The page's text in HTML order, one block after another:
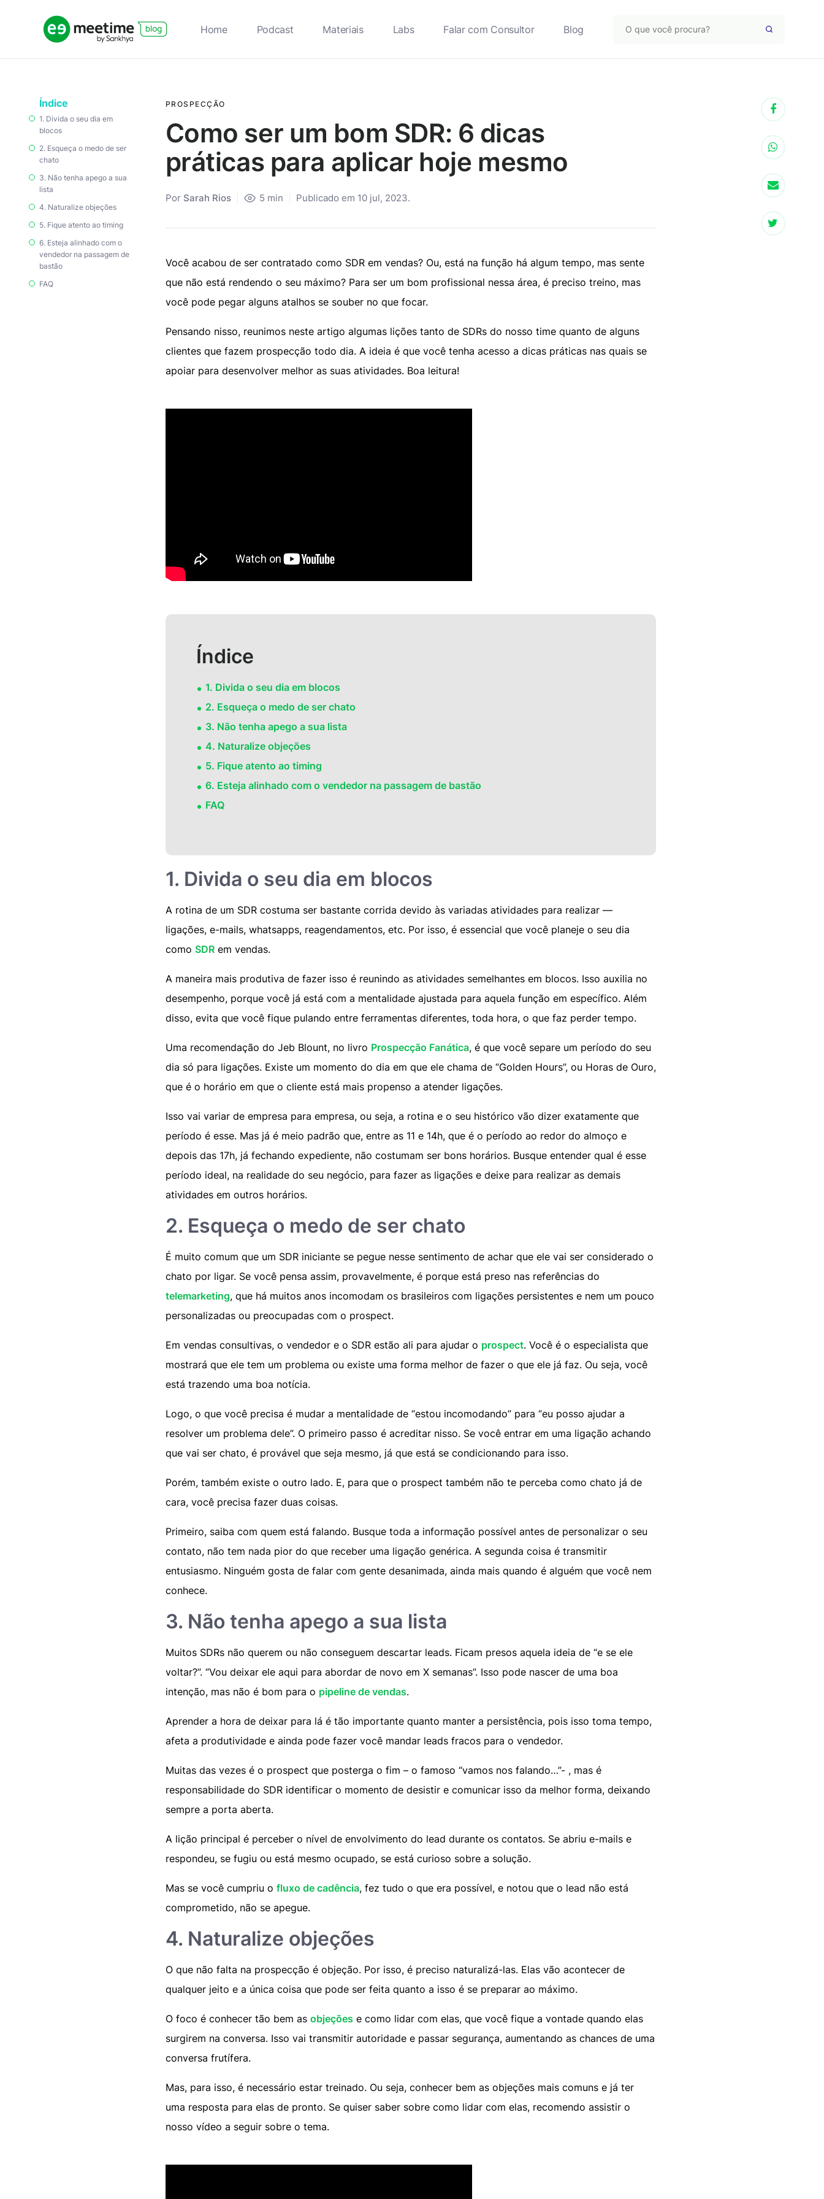
Home Podcast Materiais Labs Falar com Consultor Blog
Índice
1. Divida o seu dia em
blocos
2. Esqueça o medo de ser
chato
3. Não tenha apego a sua
lista
4. Naturalize objeções
5. Fique atento ao timing
6. Esteja alinhado com o
vendedor na passagem de
bastão
FAQ
PROSPECÇÃO
Como ser um bom SDR: 6 dicas
práticas para aplicar hoje mesmo
Por Sarah Rios 5 min Publicado em 10 jul, 2023.
Você acabou de ser contratado como SDR em vendas? Ou, está na função há algum tempo, mas sente
que não está rendendo o seu máximo? Para ser um bom profissional nessa área, é preciso treino, mas
você pode pegar alguns atalhos se souber no que focar.
Pensando nisso, reunimos neste artigo algumas lições tanto de SDRs do nosso time quanto de alguns
clientes que fazem prospecção todo dia. A ideia é que você tenha acesso a dicas práticas nas quais se
apoiar para desenvolver melhor as suas atividades. Boa leitura!
Índice
1. Divida o seu dia em blocos
2. Esqueça o medo de ser chato
3. Não tenha apego a sua lista
4. Naturalize objeções
5. Fique atento ao timing
6. Esteja alinhado com o vendedor na passagem de bastão
FAQ
1. Divida o seu dia em blocos
A rotina de um SDR costuma ser bastante corrida devido às variadas atividades para realizar —
ligações, e-mails, whatsapps, reagendamentos, etc. Por isso, é essencial que você planeje o seu dia
como SDRem vendas.
A maneira mais produtiva de fazer isso é reunindo as atividades semelhantes em blocos. Isso auxilia no
desempenho, porque você já está com a mentalidade ajustada para aquela função em específico. Além
disso, evita que você fique pulando entre ferramentas diferentes, toda hora, o que faz perder tempo.
Uma recomendação do Jeb Blount, no livro Prospecção Fanática, é que você separe um período do seu
dia só para ligações. Existe um momento do dia em que ele chama de “Golden Hours”, ou Horas de Ouro,
que é o horário em que o cliente está mais propenso a atender ligações.
Isso vai variar de empresa para empresa, ou seja, a rotina e o seu histórico vão dizer exatamente que
período é esse. Mas já é meio padrão que, entre as 11 e 14h, que é o período ao redor do almoço e
depois das 17h, já fechando expediente, não costumam ser bons horários. Busque entender qual é esse
período ideal, na realidade do seu negócio, para fazer as ligações e deixe para realizar as demais
atividades em outros horários.
2. Esqueça o medo de ser chato
É muito comum que um SDR iniciante se pegue nesse sentimento de achar que ele vai ser considerado o
chato por ligar. Se você pensa assim, provavelmente, é porque está preso nas referências do
telemarketing, que há muitos anos incomodam os brasileiros com ligações persistentes e nem um pouco
personalizadas ou preocupadas com o prospect.
Em vendas consultivas, o vendedor e o SDR estão ali para ajudar o prospect. Você é o especialista que
mostrará que ele tem um problema ou existe uma forma melhor de fazer o que ele já faz. Ou seja, você
está trazendo uma boa notícia.
Logo, o que você precisa é mudar a mentalidade de “estou incomodando” para “eu posso ajudar a
resolver um problema dele”. O primeiro passo é acreditar nisso. Se você entrar em uma ligação achando
que vai ser chato, é provável que seja mesmo, já que está se condicionando para isso.
Porém, também existe o outro lado. E, para que o prospect também não te perceba como chato já de
cara, você precisa fazer duas coisas.
Primeiro, saiba com quem está falando. Busque toda a informação possível antes de personalizar o seu
contato, não tem nada pior do que receber uma ligação genérica. A segunda coisa é transmitir
entusiasmo. Ninguém gosta de falar com gente desanimada, ainda mais quando é alguém que você nem
conhece.
3. Não tenha apego a sua lista
Muitos SDRs não querem ou não conseguem descartar leads. Ficam presos aquela ideia de “e se ele
voltar?”. “Vou deixar ele aqui para abordar de novo em X semanas”. Isso pode nascer de uma boa
intenção, mas não é bom para o pipeline de vendas.
Aprender a hora de deixar para lá é tão importante quanto manter a persistência, pois isso toma tempo,
afeta a produtividade e ainda pode fazer você mandar leads fracos para o vendedor.
Muitas das vezes é o prospect que posterga o fim – o famoso “vamos nos falando…”- , mas é
responsabilidade do SDR identificar o momento de desistir e comunicar isso da melhor forma, deixando
sempre a porta aberta.
A lição principal é perceber o nível de envolvimento do lead durante os contatos. Se abriu e-mails e
respondeu, se fugiu ou está mesmo ocupado, se está curioso sobre a solução.
Mas se você cumpriu o fluxo de cadência, fez tudo o que era possível, e notou que o lead não está
comprometido, não se apegue.
4. Naturalize objeções
O que não falta na prospecção é objeção. Por isso, é preciso naturalizá-las. Elas vão acontecer de
qualquer jeito e a única coisa que pode ser feita quanto a isso é se preparar ao máximo.
O foco é conhecer tão bem as objeções e como lidar com elas, que você fique a vontade quando elas
surgirem na conversa. Isso vai transmitir autoridade e passar segurança, aumentando as chances de uma
conversa frutífera.
Mas, para isso, é necessário estar treinado. Ou seja, conhecer bem as objeções mais comuns e já ter
uma resposta para elas de pronto. Se quiser saber sobre como lidar com elas, recomendo assistir o
nosso vídeo a seguir sobre o tema.